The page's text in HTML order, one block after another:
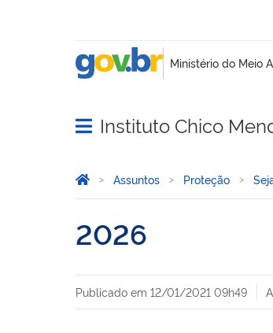
Abrir menu principal de
Instituto Chico
Você está aqui:
Página Inicial
Assuntos Proteção
2026
Publicado em 12/01/2021 09h49